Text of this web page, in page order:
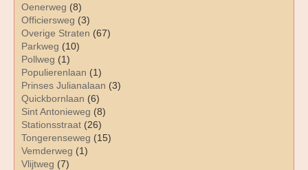
Oenerweg (8)
Officiersweg (3)
Overige Straten (67)
Parkweg (10)
Pollweg (1)
Populierenlaan (1)
Prinses Julianalaan (3)
Quickbornlaan (6)
Sint Antonieweg (8)
Stationsstraat (26)
Tongerenseweg (15)
Vemderweg (1)
Vlijtweg (7)